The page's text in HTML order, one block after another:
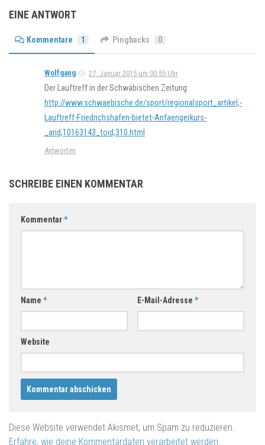
EINE ANTWORT
Kommentare 1 Pingbacks 0
Wolfgang 27. Januar 2015 um 00:55 Uhr
Der Lauftreff in der Schwäbischen Zeitung:
http://www.schwaebische.de/sport/regionalsport_artikel,-
Lauftreff-Friedrichshafen-bietet-Anfaengerkurs-
_arid,10163143_toid,310.html
Antworten
SCHREIBE EINEN KOMMENTAR
Kommentar*
Name * E-Mail-Adresse *
Website
Diese Website verwendet Akismet, um Spam zu reduzieren.
Erfahre, wie deine Kommentardaten verarbeitet werden.